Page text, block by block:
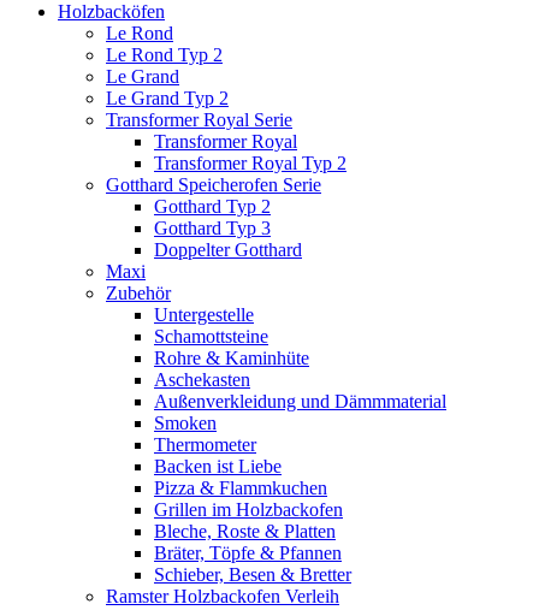
Holzbacköfen
Le Rond
Le Rond Typ 2
Le Grand
Le Grand Typ 2
Transformer Royal Serie
Transformer Royal
Transformer Royal Typ 2
Gotthard Speicherofen Serie
Gotthard Typ 2
Gotthard Typ 3
Doppelter Gotthard
Maxi
Zubehör
Untergestelle
Schamottsteine
Rohre & Kaminhüte
Aschekasten
Außenverkleidung und Dämmmaterial
Smoken
Thermometer
Backen ist Liebe
Pizza & Flammkuchen
Grillen im Holzbackofen
Bleche, Roste & Platten
Bräter, Töpfe & Pfannen
Schieber, Besen & Bretter
Ramster Holzbackofen Verleih